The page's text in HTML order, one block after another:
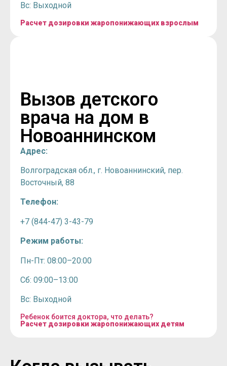
Вс: Выходной
Расчет дозировки жаропонижающих взрослым
Вызов детского
врача на дом в
Новоаннинском
Адрес:
Волгоградская обл., г. Новоаннинский, пер.
Восточный, 88
Телефон:
+7 (844-47) 3-43-79
Режим работы:
Пн-Пт: 08:00–20:00
Сб: 09:00–13:00
Вс: Выходной
Ребенок боится доктора, что делать?
Расчет дозировки жаропонижающих детям